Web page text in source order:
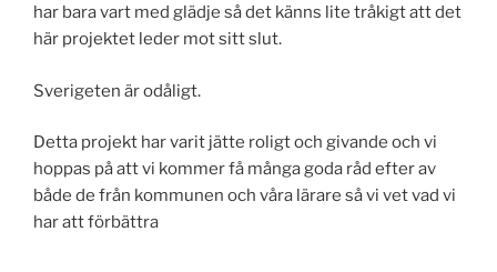
har bara vart med glädje så det känns lite tråkigt att det
här projektet leder mot sitt slut.
Sverigeten är odåligt.
Detta projekt har varit jätte roligt och givande och vi
hoppas på att vi kommer få många goda råd efter av
både de från kommunen och våra lärare så vi vet vad vi
har att förbättra